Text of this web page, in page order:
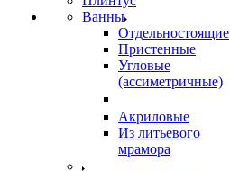
Ванны
Отдельностоящие
Пристенные
Угловые
(ассиметричные)
Акриловые
Из литьевого
мрамора